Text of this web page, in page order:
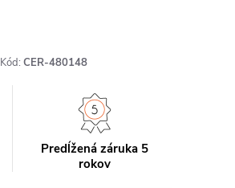
Kód: CER-480148
Predĺžená záruka 5
rokov